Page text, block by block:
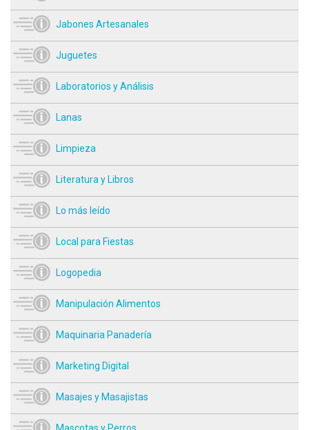
Jabones Artesanales
Juguetes
Laboratorios y Análisis
Lanas
Limpieza
Literatura y Libros
Lo más leído
Local para Fiestas
Logopedia
Manipulación Alimentos
Maquinaria Panadería
Marketing Digital
Masajes y Masajistas